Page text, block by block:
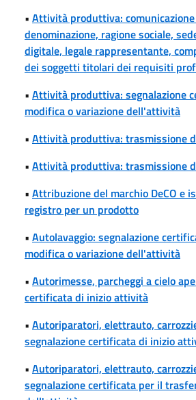
• Attività produttiva:
denominazione, ragione sociale,
digitale, legale rappresentante,
dei soggetti titolari dei requisiti
• Attività produttiva: segnalazione
modifica o variazione dell'attività
• Attività produttiva: trasmissione
• Attività produttiva: trasmissione
• Attribuzione del marchio DeCO e
registro per un prodotto
• Autolavaggio: segnalazione
modifica o variazione dell'attività
• Autorimesse, parcheggi a cielo
certificata di inizio attività
• Autoriparatori, elettrauto,
segnalazione certificata di inizio
• Autoriparatori, elettrauto,
segnalazione certificata per il